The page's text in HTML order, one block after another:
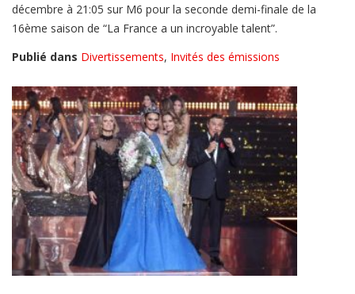
décembre à 21:05 sur M6 pour la seconde demi-finale de la
16ème saison de “La France a un incroyable talent”.
Publié dans Divertissements, Invités des émissions